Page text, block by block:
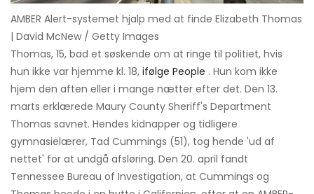
AMBER Alert-systemet hjalp med at finde Elizabeth Thomas
| David McNew / Getty Images
Thomas, 15, bad et søskende om at ringe til politiet, hvis
hun ikke var hjemme kl. 18, ifølge People . Hun kom ikke
hjem den aften eller i mange nætter efter det. Den 13.
marts erklærede Maury County Sheriff's Department
Thomas savnet. Hendes kidnapper og tidligere
gymnasielærer, Tad Cummings (51), tog hende 'ud af
nettet' for at undgå afsløring. Den 20. april fandt
Tennessee Bureau of Investigation, at Cummings og